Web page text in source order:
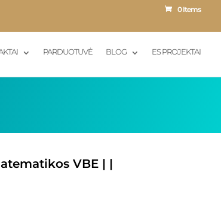
0 Items
PARDUOTUVĖ BLOG ES PROJEKTAI
VBE | |